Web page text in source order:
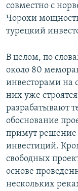
совместно с
Чорохи
турецкий
В целом, по
около 80
инвесторами на
них уже
разрабатывают
обоснование
примут решение
инвестиций.
свободных
основе
нескольких